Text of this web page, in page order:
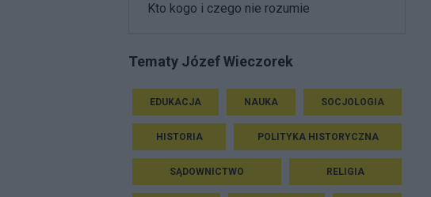
Kto kogo i czego nie rozumie
Tematy Józef Wieczorek
EDUKACJA NAUKA SOCJOLOGIA
HISTORIA POLITYKA HISTORYCZNA
SĄDOWNICTWO RELIGIA